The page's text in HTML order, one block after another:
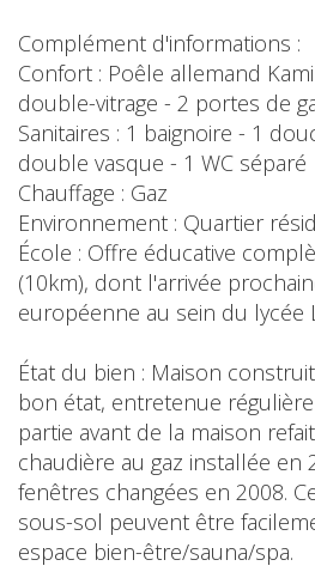
Complément d'informations :
Confort : Poêle allemand
double-vitrage - 2 portes de
Sanitaires : 1 baignoire - 1
double vasque - 1 WC séparé
Chauffage : Gaz
Environnement : Quartier
École : Offre éducative
(10km), dont l'arrivée
européenne au sein du lycée
État du bien : Maison
bon état, entretenue
partie avant de la maison
chaudière au gaz installée en
fenêtres changées en 2008.
sous-sol peuvent être
espace bien-être/sauna/spa.